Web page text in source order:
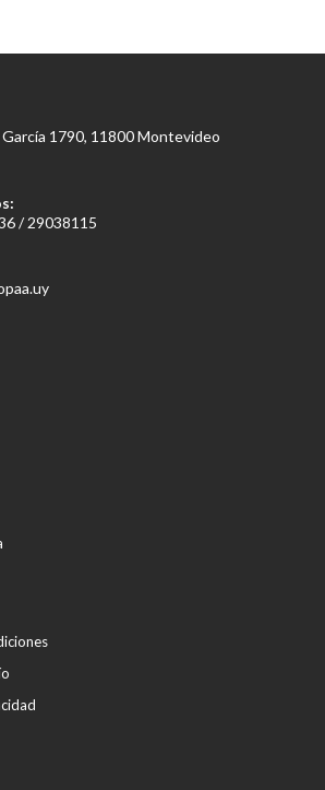
1790, 11800 Montevideo
/ 29038115
Se
Se
abre